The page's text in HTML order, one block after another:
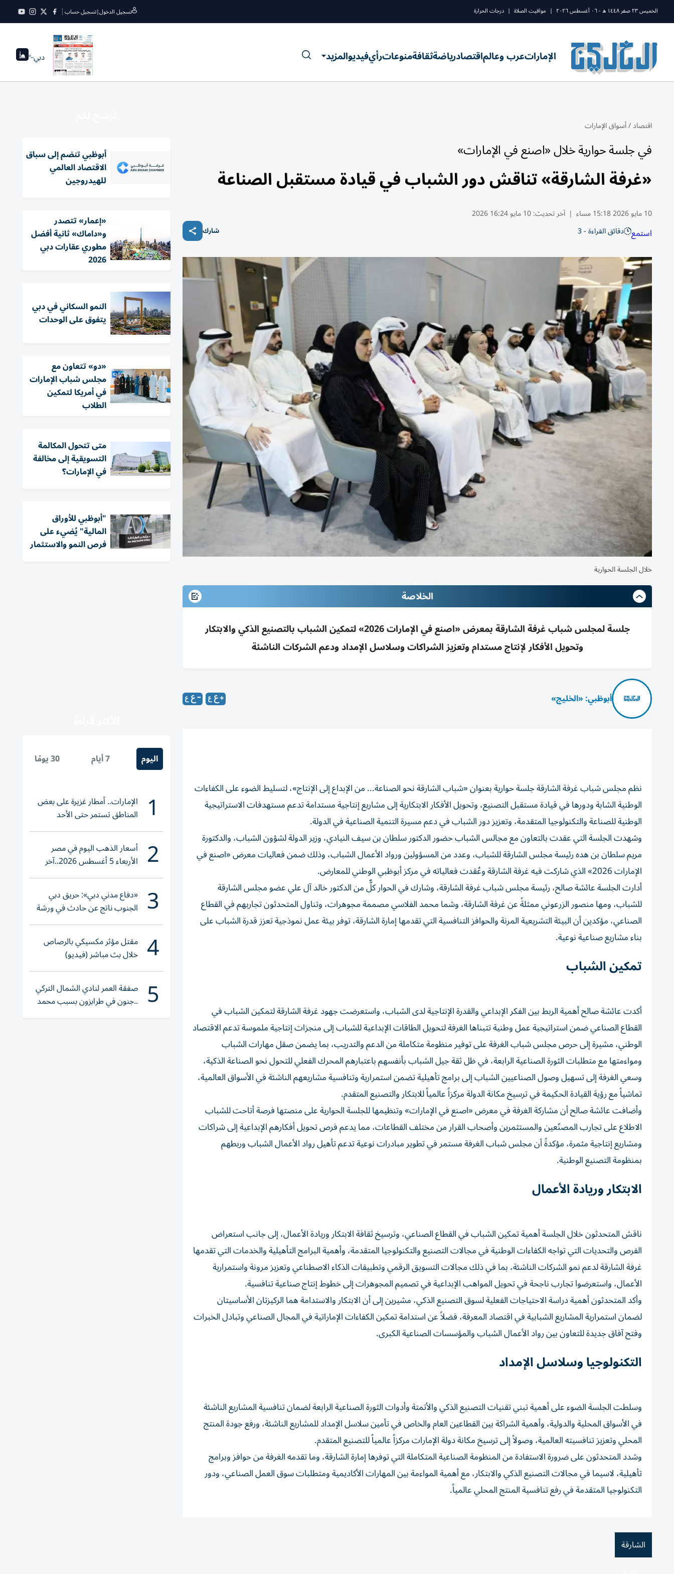
الخميس ٢٣ صفر ١٤٤٨ ه - ٠٦ أغسطس ٢٠٢٦ | مواقيت الصلاة | درجات الحرارة تسجيل الدخول|تسجيل حساب
الإماراتعرب وعالماقتصادرياضةثقافةمنوعاترأيفيديوالمزيد دبي--°
اقتصاد/أسواق الإمارات
في جلسة حوارية خلال «اصنع في الإمارات»
«غرفة الشارقة» تناقش دور الشباب في قيادة مستقبل الصناعة
10 مايو 2026 15:18 مساء | آخر تحديث:10 مايو 16:24 2026
استمع دقائق القراءة - 3 شارك
خلال الجلسة الحوارية
الخلاصة
جلسة لمجلس شباب غرفة الشارقة بمعرض «اصنع في الإمارات 2026» لتمكين الشباب بالتصنيع الذكي والابتكار
وتحويل الأفكار لإنتاج مستدام وتعزيز الشراكات وسلاسل الإمداد ودعم الشركات الناشئة
أبوظبي: «الخليج»
نظم مجلس شباب غرفة الشارقة جلسة حوارية بعنوان «شباب الشارقة نحو الصناعة... من الإبداع إلى الإنتاج»، لتسليط الضوء على الكفاءات
الوطنية الشابة ودورها في قيادة مستقبل التصنيع، وتحويل الأفكار الابتكارية إلى مشاريع إنتاجية مستدامة تدعم مستهدفات الاستراتيجية
الوطنية للصناعة والتكنولوجيا المتقدمة، وتعزيز دور الشباب في دعم مسيرة التنمية الصناعية في الدولة.
وشهدت الجلسة التي عقدت بالتعاون مع مجالس الشباب حضور الدكتور سلطان بن سيف النيادي، وزير الدولة لشؤون الشباب، والدكتورة
مريم سلطان بن هده رئيسة مجلس الشارقة للشباب، وعدد من المسؤولين ورواد الأعمال الشباب، وذلك ضمن فعاليات معرض «اصنع في
الإمارات 2026» الذي شاركت فيه غرفة الشارقة وعُقدت فعالياته في مركز أبوظبي الوطني للمعارض.
أدارت الجلسة عائشة صالح، رئيسة مجلس شباب غرفة الشارقة، وشارك في الحوار كلٌّ من الدكتور خالد آل علي عضو مجلس الشارقة
للشباب، ومها منصور الزرعوني ممثلةً عن غرفة الشارقة، وشما محمد الفلاسي مصممة مجوهرات، وتناول المتحدثون تجاربهم في القطاع
الصناعي، مؤكدين أن البيئة التشريعية المرنة والحوافز التنافسية التي تقدمها إمارة الشارقة، توفر بيئة عمل نموذجية تعزز قدرة الشباب على
بناء مشاريع صناعية نوعية.
تمكين الشباب
أكدت عائشة صالح أهمية الربط بين الفكر الإبداعي والقدرة الإنتاجية لدى الشباب، واستعرضت جهود غرفة الشارقة لتمكين الشباب في
القطاع الصناعي ضمن استراتيجية عمل وطنية تتبناها الغرفة لتحويل الطاقات الإبداعية للشباب إلى منجزات إنتاجية ملموسة تدعم الاقتصاد
الوطني، مشيرة إلى حرص مجلس شباب الغرفة على توفير منظومة متكاملة من الدعم والتدريب، بما يضمن صقل مهارات الشباب
ومواءمتها مع متطلبات الثورة الصناعية الرابعة، في ظل ثقة جيل الشباب بأنفسهم باعتبارهم المحرك الفعلي للتحول نحو الصناعة الذكية،
وسعي الغرفة إلى تسهيل وصول الصناعيين الشباب إلى برامج تأهيلية تضمن استمرارية وتنافسية مشاريعهم الناشئة في الأسواق العالمية،
تماشياً مع رؤية القيادة الحكيمة في ترسيخ مكانة الدولة مركزاً عالمياً للابتكار والتصنيع المتقدم.
وأضافت عائشة صالح أن مشاركة الغرفة في معرض «اصنع في الإمارات» وتنظيمها للجلسة الحوارية على منصتها فرصة أتاحت للشباب
الاطلاع على تجارب المصنّعين والمستثمرين وأصحاب القرار من مختلف القطاعات، مما يدعم فرص تحويل أفكارهم الإبداعية إلى شراكات
ومشاريع إنتاجية مثمرة، مؤكدةً أن مجلس شباب الغرفة مستمر في تطوير مبادرات نوعية تدعم تأهيل رواد الأعمال الشباب وربطهم
بمنظومة التصنيع الوطنية.
الابتكار وريادة الأعمال
ناقش المتحدثون خلال الجلسة أهمية تمكين الشباب في القطاع الصناعي، وترسيخ ثقافة الابتكار وريادة الأعمال، إلى جانب استعراض
الفرص والتحديات التي تواجه الكفاءات الوطنية في مجالات التصنيع والتكنولوجيا المتقدمة، وأهمية البرامج التأهيلية والخدمات التي تقدمها
غرفة الشارقة لدعم نمو الشركات الناشئة، بما في ذلك مجالات التسويق الرقمي وتطبيقات الذكاء الاصطناعي وتعزيز مرونة واستمرارية
الأعمال، واستعرضوا تجارب ناجحة في تحويل المواهب الإبداعية في تصميم المجوهرات إلى خطوط إنتاج صناعية تنافسية.
وأكد المتحدثون أهمية دراسة الاحتياجات الفعلية لسوق التصنيع الذكي، مشيرين إلى أن الابتكار والاستدامة هما الركيزتان الأساسيتان
لضمان استمرارية المشاريع الشبابية في اقتصاد المعرفة، فضلاً عن استدامة تمكين الكفاءات الإماراتية في المجال الصناعي وتبادل الخبرات
وفتح آفاق جديدة للتعاون بين رواد الأعمال الشباب والمؤسسات الصناعية الكبرى.
التكنولوجيا وسلاسل الإمداد
وسلطت الجلسة الضوء على أهمية تبني تقنيات التصنيع الذكي والأتمتة وأدوات الثورة الصناعية الرابعة لضمان تنافسية المشاريع الناشئة
في الأسواق المحلية والدولية، وأهمية الشراكة بين القطاعين العام والخاص في تأمين سلاسل الإمداد للمشاريع الناشئة، ورفع جودة المنتج
المحلي وتعزيز تنافسيته العالمية، وصولاً إلى ترسيخ مكانة دولة الإمارات مركزاً عالمياً للتصنيع المتقدم.
وشدد المتحدثون على ضرورة الاستفادة من المنظومة الصناعية المتكاملة التي توفرها إمارة الشارقة، وما تقدمه الغرفة من حوافز وبرامج
تأهيلية، لاسيما في مجالات التصنيع الذكي والابتكار، مع أهمية المواءمة بين المهارات الأكاديمية ومتطلبات سوق العمل الصناعي، ودور
التكنولوجيا المتقدمة في رفع تنافسية المنتج المحلي عالمياً.
الشارقة
أبوظبي تنضم إلى سباق
الاقتصاد العالمي
للهيدروجين
«إعمار» تتصدر
و«داماك» ثانية أفضل
مطوري عقارات دبي
2026
النمو السكاني في دبي
يتفوق على الوحدات
«دو» تتعاون مع
مجلس شباب الإمارات
في أمريكا لتمكين
الطلاب
متى تتحول المكالمة
التسويقية إلى مخالفة
في الإمارات؟
"أبوظبي للأوراق
المالية" يُضيء على
فرص النمو والاستثمار
اليوم 7 أيام 30 يومًا
1 الإمارات.. أمطار غزيرة على بعض
المناطق تستمر حتى الأحد
2 أسعار الذهب اليوم في مصر
الأربعاء 5 أغسطس 2026..آخر
تحديث لعيار 21
3 «دفاع مدني دبي»: حريق دبي
الجنوب ناتج عن حادث في ورشة
ولا إصابات
4 مقتل مؤثر مكسيكي بالرصاص
خلال بث مباشر (فيديو)
5 صفقة العمر لنادي الشمال التركي
..جنون في طرابزون بسبب محمد